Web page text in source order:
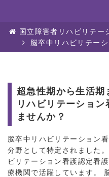
国立障害者リハビリテー
脳卒中リハビリテー
超急性期から生活期
リハビリテーショ
ませんか？
脳卒中リハビリテーション
分野として特定されました
ビリテーション看護認定看
療機関で活躍しています。